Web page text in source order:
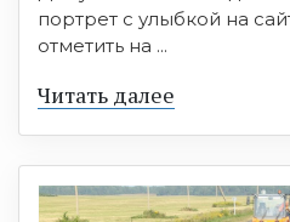
портрет с улыбкой на
отметить на ...
Читать далее